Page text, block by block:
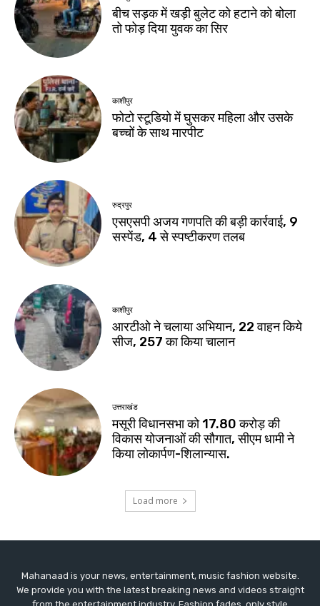
Mahanaad is your news, entertainment, music fashion website.
We provide you with the latest breaking news and videos straight